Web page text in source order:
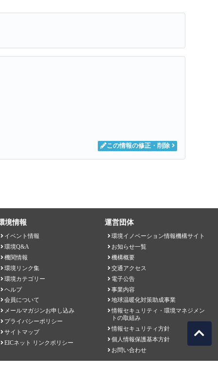
この情報の修正・削除
境情報
イベント情報
環境Q&A
機関情報
環境リンク集
環境カテゴリー
ヘルプ
会員について
メールマガジンお申し込み
プライバシーポリシー
サイトマップ
EICネット リンクポリシー
運営団体
環境イノベーション情報機構サイト
お知らせ一覧
機構概要
交通アクセス
電子公告
事業内容
地球温暖化対策助成事業
情報セキュリティ・環境マネジメン
トの取組み
情報セキュリティ方針
個人情報保護基本方針
お問い合わせ